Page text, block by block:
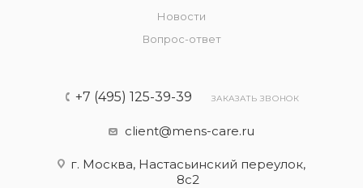
Новости
Вопрос-ответ
+7 (495) 125-39-39 ЗАКАЗАТЬ ЗВОНОК
client@mens-care.ru
г. Москва, Настасьинский переулок,
8с2